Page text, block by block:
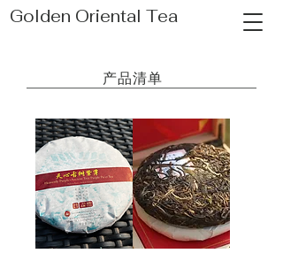
Golden Oriental Tea
产品清单